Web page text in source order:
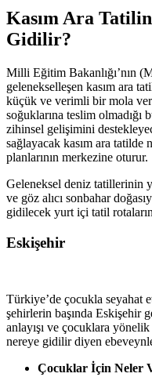
Kasım Ara
Gidilir?
Milli Eğitim Bakanlığı’nın
gelenekselleşen kasım ara
küçük ve verimli bir mola
soğuklarına teslim olmadığı
zihinsel gelişimini
sağlayacak kasım ara tatilde
planlarının merkezine oturur.
Geleneksel deniz tatillerinin
ve göz alıcı sonbahar
gidilecek yurt içi tatil
Eskişehir
Türkiye’de çocukla seyahat
şehirlerin başında Eskişehir
anlayışı ve çocuklara
nereye gidilir diyen
Çocuklar İçin Neler